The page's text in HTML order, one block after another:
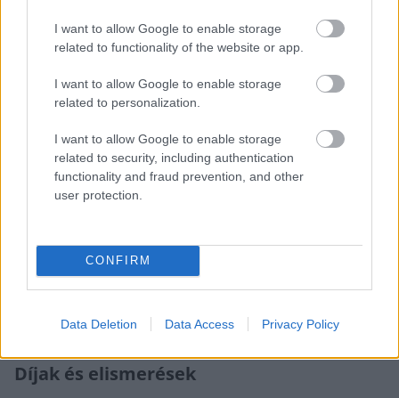
I want to allow Google to enable storage
related to functionality of the website or app.
I want to allow Google to enable storage
related to personalization.
I want to allow Google to enable storage
related to security, including authentication
functionality and fraud prevention, and other
user protection.
CONFIRM
Data Deletion Data Access Privacy Policy
Zenetudományi Intézetének kutatója lett. 1991-től a
Magyar Televízióban az ő szerkesztésében kerültek
adásba a népzenei és régizenei témájú műsorok,
számos költészeti ismeretterjesztő sorozatban
Cimboracímű műsorhoz.
1996 és 2001 között az Állami Népi Együttes művészeti
vezetője, 1999–2000-ben a Magyar Táncművészeti
Fölszállott a pávacímű televíziós népzenei és néptáncos
tehetségkutató zsűrijének elnökeként is
címmel.
Díjak és elismerések